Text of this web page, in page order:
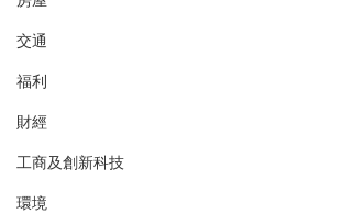
交通
福利
財經
工商及創新科技
環境